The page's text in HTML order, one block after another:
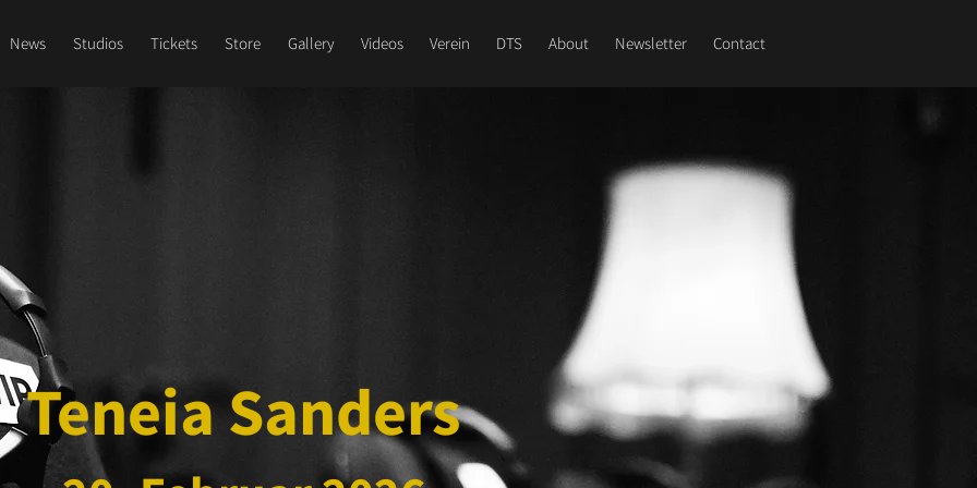
News Studios Tickets Store Gallery Videos Verein DTS About Newsletter Contact
Teneia Sanders